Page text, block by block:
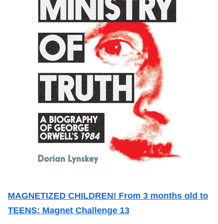
MAGNETIZED CHILDREN! From 3 months old to
TEENS: Magnet Challenge 13